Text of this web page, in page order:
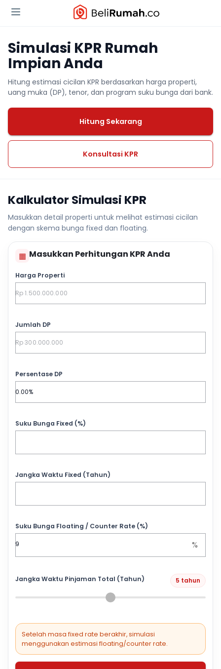
Simulasi KPR Rumah
Impian Anda
Hitung estimasi cicilan KPR berdasarkan harga properti,
uang muka (DP), tenor, dan program suku bunga dari bank.
Hitung Sekarang
Konsultasi KPR
Kalkulator Simulasi KPR
Masukkan detail properti untuk melihat estimasi cicilan
dengan skema bunga fixed dan floating.
▦ Masukkan Perhitungan KPR Anda
Harga Properti
Jumlah DP
Persentase DP
Suku Bunga Fixed (%)
Jangka Waktu Fixed (Tahun)
Suku Bunga Floating / Counter Rate (%)
%
Jangka Waktu Pinjaman Total (Tahun) 5 tahun
Setelah masa fixed rate berakhir, simulasi
menggunakan estimasi floating/counter rate.